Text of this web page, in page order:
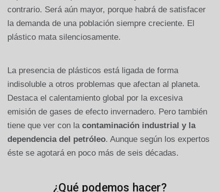
contrario. Será aún mayor, porque habrá de satisfacer
la demanda de una población siempre creciente. El
plástico mata silenciosamente.
La presencia de plásticos está ligada de forma
indisoluble a otros problemas que afectan al planeta.
Destaca el calentamiento global por la excesiva
emisión de gases de efecto invernadero. Pero también
tiene que ver con la contaminación industrial y la
dependencia del petróleo. Aunque según los expertos
éste se agotará en poco más de seis décadas.
¿Qué podemos hacer?